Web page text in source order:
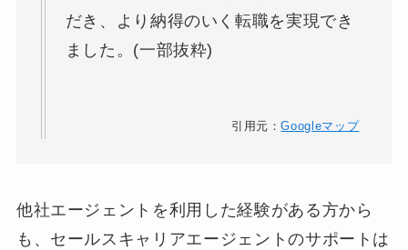
だき、より納得のいく転職を実現でき
ました。(一部抜粋)
引用元：Googleマップ
他社エージェントを利用した経験がある方から
も、セールスキャリアエージェントのサポートは